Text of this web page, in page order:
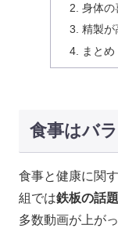
身体の
精製が
まとめ
食事はバ
食事と健康に関
組では鉄板の話題
多数動画が上が